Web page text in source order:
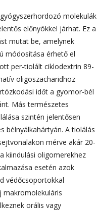
molekulák
előnyökkel járhat. Ez a
mutat be, amelynek
módosítása érhető el
per-tiolált ciklodextrin 89-
oligoszacharidhoz
időt a gyomor-bél
Más természetes
szintén jelentősen
bélnyálkahártyán. A tiolálás
mérve akár 20-
kiindulási oligomerekhez
esetén azok
védőcsoportokkal
makromolekuláris
orális vagy